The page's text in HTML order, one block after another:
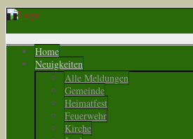
Home
Neuigkeiten
Alle Meldungen
Gemeinde
Heimatfest
Feuerwehr
Kirche